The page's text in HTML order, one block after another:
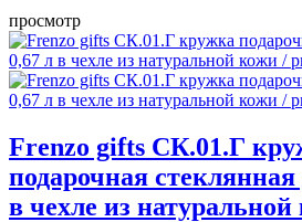
просмотр
Frenzo gifts СК.01.Г
подарочная
в чехле из